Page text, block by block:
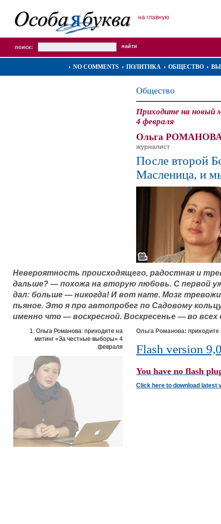
на главную
поиск:
NO COMMENTS ПОЛИТИКА ОБЩЕСТВО
Общество
Приходите на новый
4 февраля
Ольга
журналист
После второй
Масленица, и
Невероятность происходящего, радостная и
дальше? — похожа на вторую любовь. С первой
дал: больше — никогда! И вот нате. Мозг
пьяное. Это я про автопробег по Садовому
именно что — воскресной. Воскресенье — во всех
1. Ольга Романова: приходите на
митинг «За честные выборы» 4
февраля
Ольга Романова:
Flash version
You have no flash
Click here to download latest